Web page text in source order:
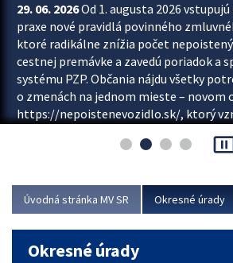
29. 06. 2026Od 1. augusta 2026
praxe nové pravidlá povinného
ktoré radikálne znížia počet
cestnej premávke a zavedú poriadok a
systému PZP. Občania nájdu všetky
o zmenách na jednom mieste –
https://nepoistenevozidlo.sk/, ktorý
asociácie poisťovní (SLASPO) a
Viac
Úvodná stránka MV SR Okresné úrady
Okresné úrady